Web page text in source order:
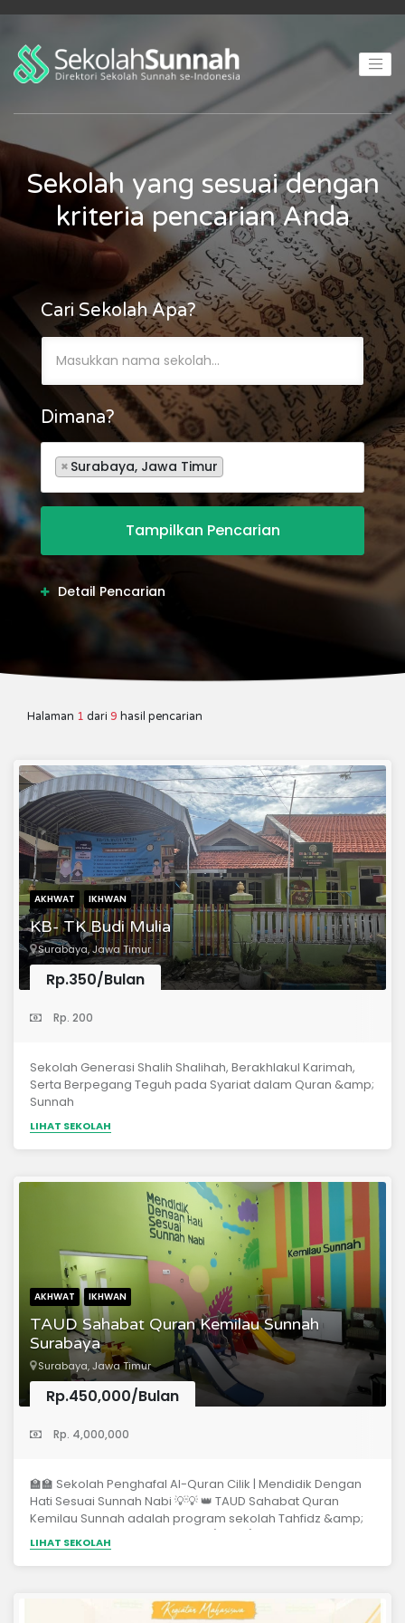
Sekolah yang sesuai dengan
kriteria pencarian Anda
Cari Sekolah Apa?
Dimana?
× Surabaya, Jawa Timur
Detail Pencarian
Halaman 1 dari 9 hasil pencarian
AKHWAT IKHWAN
KB- TK Budi Mulia
Surabaya, Jawa Timur
Rp.350/Bulan
Rp. 200
Sekolah Generasi Shalih Shalihah, Berakhlakul Karimah,
Serta Berpegang Teguh pada Syariat dalam Quran &amp;
Sunnah
LIHAT SEKOLAH
AKHWAT IKHWAN
TAUD Sahabat Quran Kemilau Sunnah
Surabaya
Surabaya, Jawa Timur
Rp.450,000/Bulan
Rp. 4,000,000
🏫🏫 Sekolah Penghafal Al-Quran Cilik | Mendidik Dengan
Hati Sesuai Sunnah Nabi 💡💡 👑 TAUD Sahabat Quran
Kemilau Sunnah adalah program sekolah Tahfidz &amp;
Tarbiyah khusus anak usia dini (Balita) yang berpedoman
pada Al-Quran dan As-Sunnah. 👑 Metode pembelajaran
yang diterapkan menggunakan metode At-Tibyan.
Tarbiyah Diniyah. 👑 Metode At-Tibyan dipelopori oleh
LIHAT SEKOLAH